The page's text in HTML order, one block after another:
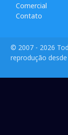
Comercial
Contato
© 2007 - 2026
reprodução